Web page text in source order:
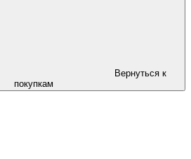
Вернуться к
покупкам